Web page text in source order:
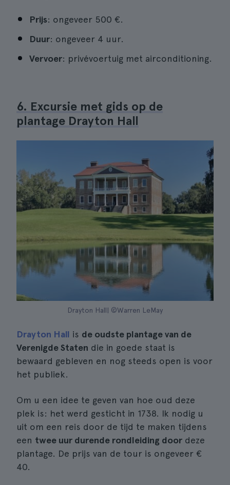
Prijs: ongeveer 500 €.
Duur: ongeveer 4 uur.
Vervoer: privévoertuig met airconditioning.
6. Excursie met gids op de
plantage Drayton Hall
Drayton Hall| ©Warren LeMay
Drayton Hall is de oudste plantage van de
Verenigde Staten die in goede staat is
bewaard gebleven en nog steeds open is voor
het publiek.
Om u een idee te geven van hoe oud deze
plek is: het werd gesticht in 1738. Ik nodig u
uit om een reis door de tijd te maken tijdens
een twee uur durende rondleiding door deze
plantage. De prijs van de tour is ongeveer €
40.